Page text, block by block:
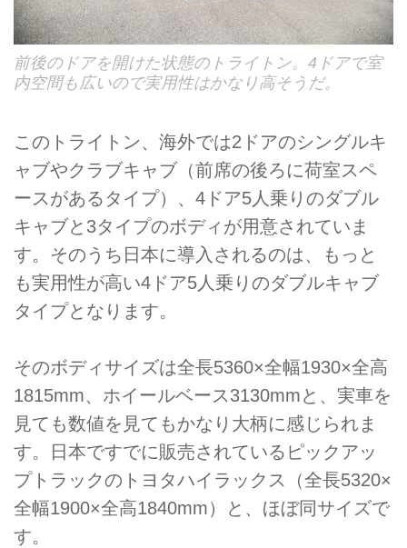
前後のドアを開けた状態のトライトン。4ドアで室
内空間も広いので実用性はかなり高そうだ。
このトライトン、海外では2ドアのシングルキ
ャブやクラブキャブ（前席の後ろに荷室スペ
ースがあるタイプ）、4ドア5人乗りのダブル
キャブと3タイプのボディが用意されていま
す。そのうち日本に導入されるのは、もっと
も実用性が高い4ドア5人乗りのダブルキャブ
タイプとなります。
そのボディサイズは全長5360×全幅1930×全高
1815mm、ホイールベース3130mmと、実車を
見ても数値を見てもかなり大柄に感じられま
す。日本ですでに販売されているピックアッ
プトラックのトヨタハイラックス（全長5320×
全幅1900×全高1840mm）と、ほぼ同サイズで
す。